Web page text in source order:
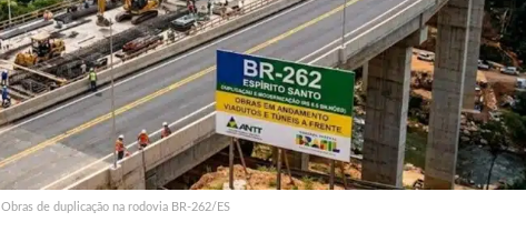
Obras de duplicação na rodovia BR-262/ES